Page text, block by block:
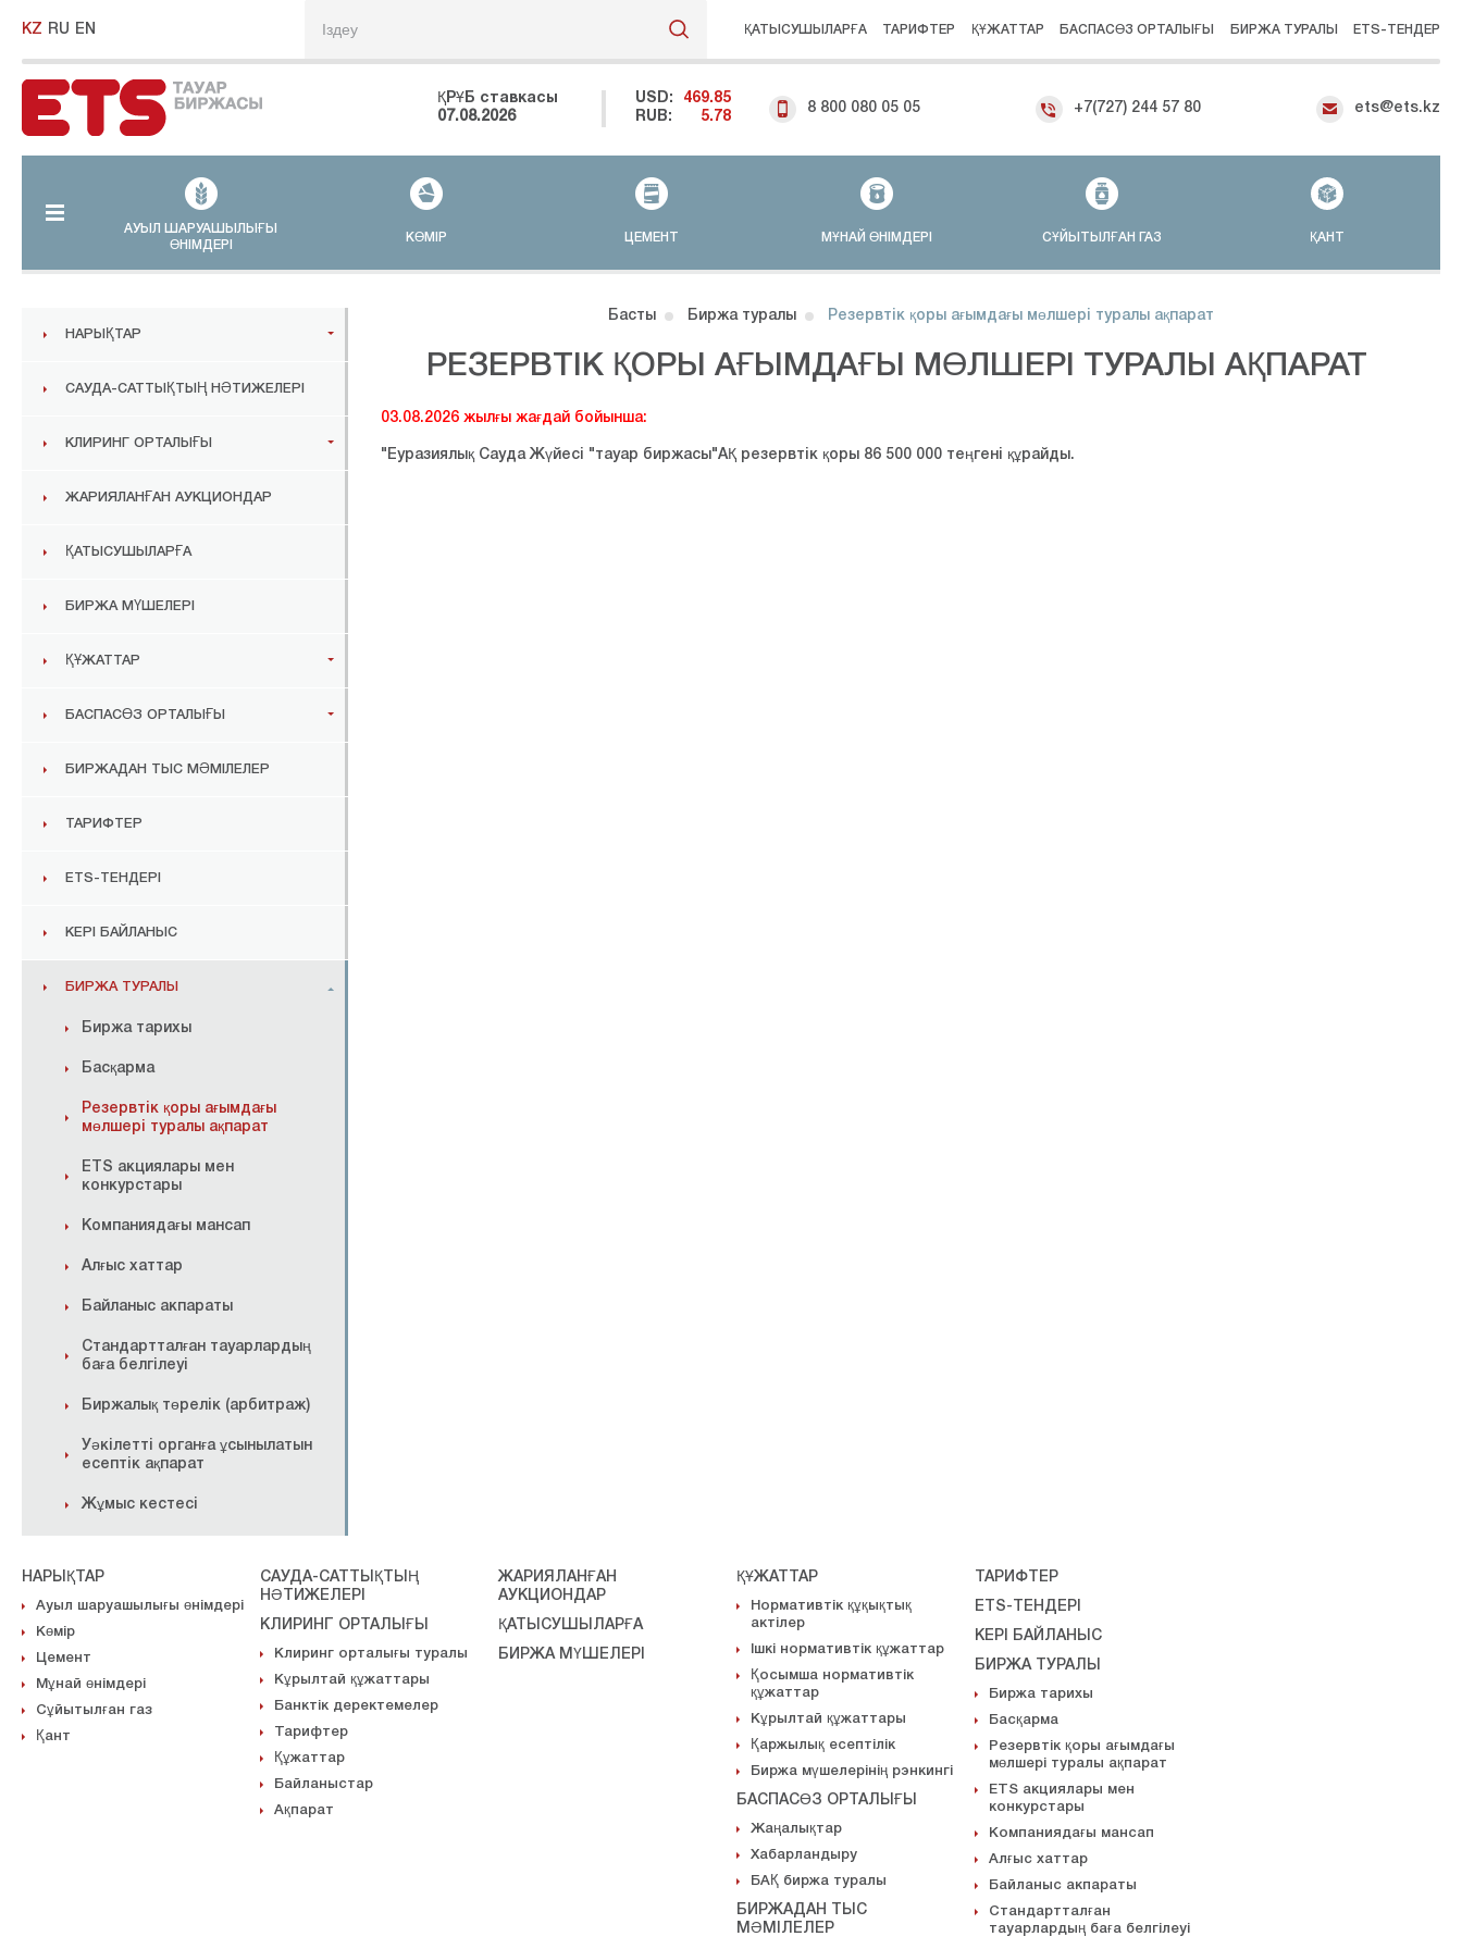
KZ RU EN ҚАТЫСУШЫЛАРҒА ТАРИФТЕР ҚҰЖАТТАР БАСПАСӨЗ ОРТАЛЫҒЫ БИРЖА ТУРАЛЫ ETS-ТЕНДЕР
ҚРҰБ ставкасы
07.08.2026
USD:
469.85
RUB:
5.78
8 800 080 05 05 +7(727) 244 57 80 ets@ets.kz
АУЫЛ ШАРУАШЫЛЫҒЫ
ӨНІМДЕРІ
КӨМІР ЦЕМЕНТ МҰНАЙ ӨНІМДЕРІ СҰЙЫТЫЛҒАН ГАЗ ҚАНТ
НАРЫҚТАР
САУДА-САТТЫҚТЫҢ НӘТИЖЕЛЕРІ
КЛИРИНГ ОРТАЛЫҒЫ
ЖАРИЯЛАНҒАН АУКЦИОНДАР
ҚАТЫСУШЫЛАРҒА
БИРЖА МҮШЕЛЕРІ
ҚҰЖАТТАР
БАСПАСӨЗ ОРТАЛЫҒЫ
БИРЖАДАН ТЫС МӘМІЛЕЛЕР
ТАРИФТЕР
ETS-ТЕНДЕРІ
КЕРІ БАЙЛАНЫС
БИРЖА ТУРАЛЫ
Биржа тарихы
Басқарма
Резервтік қоры ағымдағы
мөлшері туралы ақпарат
ETS акциялары мен
конкурстары
Компаниядағы мансап
Алғыс хаттар
Байланыс акпараты
Стандартталған тауарлардың
баға белгілеуi
Биржалық төрелік (арбитраж)
Уәкілетті органға ұсынылатын
есептік ақпарат
Жұмыс кестесі
Басты Биржа туралы Резервтік қоры ағымдағы мөлшері туралы ақпарат
РЕЗЕРВТІК ҚОРЫ АҒЫМДАҒЫ МӨЛШЕРІ ТУРАЛЫ АҚПАРАТ
03.08.2026 жылғы жағдай бойынша:
"Еуразиялық Сауда Жүйесі "тауар биржасы"АҚ резервтік қоры 86 500 000 теңгені құрайды.
НАРЫҚТАР
Ауыл шаруашылығы өнімдері
Көмір
Цемент
Мұнай өнімдері
Сұйытылған газ
Қант
САУДА-САТТЫҚТЫҢ
НӘТИЖЕЛЕРІ
КЛИРИНГ ОРТАЛЫҒЫ
Клиринг орталығы туралы
Кұрылтай құжаттары
Банктік деректемелер
Тарифтер
Құжаттар
Байланыстар
Ақпарат
ЖАРИЯЛАНҒАН
АУКЦИОНДАР
ҚАТЫСУШЫЛАРҒА
БИРЖА МҮШЕЛЕРІ
ҚҰЖАТТАР
Нормативтік құқықтық
актілер
Ішкі нормативтік құжаттар
Қосымша нормативтік
құжаттар
Кұрылтай құжаттары
Қаржылық есептілік
Биржа мүшелерінің рэнкингі
БАСПАСӨЗ ОРТАЛЫҒЫ
Жаңалықтар
Хабарландыру
БАҚ биржа туралы
БИРЖАДАН ТЫС
МӘМІЛЕЛЕР
ТАРИФТЕР
ETS-ТЕНДЕРІ
КЕРІ БАЙЛАНЫС
БИРЖА ТУРАЛЫ
Биржа тарихы
Басқарма
Резервтік қоры ағымдағы
мөлшері туралы ақпарат
ETS акциялары мен
конкурстары
Компаниядағы мансап
Алғыс хаттар
Байланыс акпараты
Стандартталған
тауарлардың баға белгілеуi